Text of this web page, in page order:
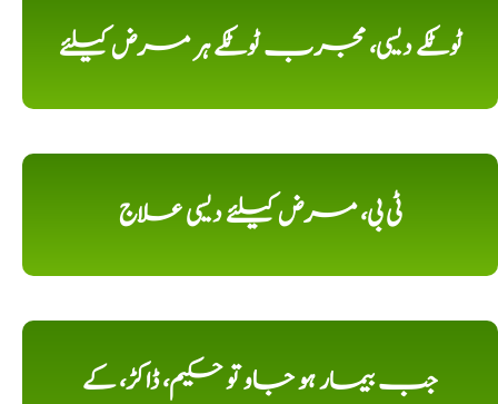
ٹوٹکے دیسی، مجرب ٹوٹکے ہر مرض کیلئے
ٹی بی، مرض کیلئے دیسی علاج
جب بیمار ہو جاو تو حکیم، ڈاکڑ، کے